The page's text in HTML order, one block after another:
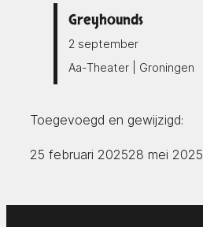
Greyhounds
2 september
Aa-Theater | Groningen
Toegevoegd en gewijzigd:
25 februari 202528 mei 2025